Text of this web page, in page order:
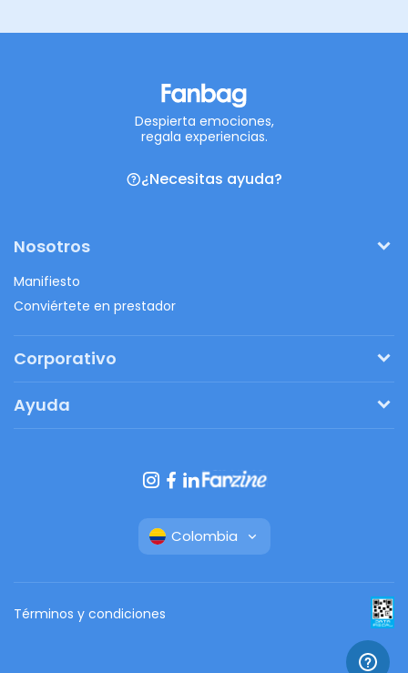
Despierta emociones,
regala experiencias.
¿Necesitas ayuda?
Nosotros
Manifiesto
Conviértete en prestador
Corporativo
Regalos originales
Ayuda
Botón de arrepentimiento
Colombia
Términos y condiciones